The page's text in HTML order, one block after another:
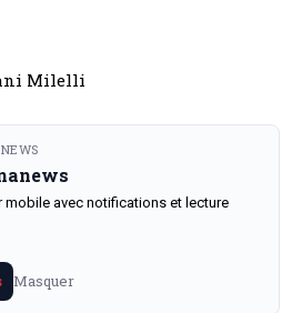
Milelli
mobile avec notifications et lecture
Masquer